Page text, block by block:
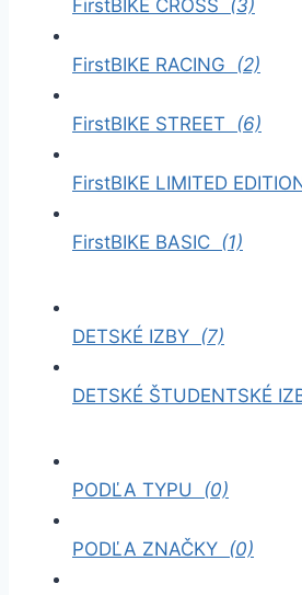
FirstBIKE CROSS (3)
FirstBIKE RACING (2)
FirstBIKE STREET (6)
FirstBIKE LIMITED
FirstBIKE BASIC (1)
DETSKÉ IZBY (7)
DETSKÉ ŠTUDENTSKÉ
PODĽA TYPU (0)
PODĽA ZNAČKY (0)